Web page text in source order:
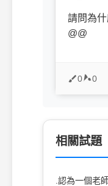
請問為
@@
0 0
相關試題
.認為一個老